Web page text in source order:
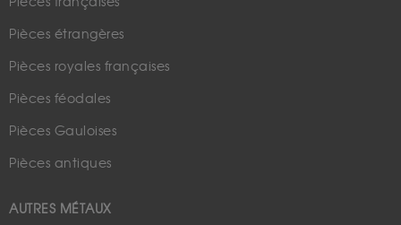
Pièces étrangères
Pièces royales françaises
Pièces féodales
Pièces Gauloises
Pièces antiques
AUTRES MÉTAUX